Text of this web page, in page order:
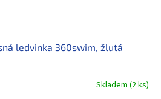
ledvinka 360swim, žlutá
Skladem (2 ks)